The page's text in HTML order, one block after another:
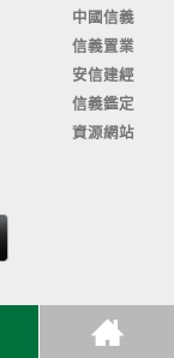
中國信義
信義置業
安信建經
信義鑑定
資源網站